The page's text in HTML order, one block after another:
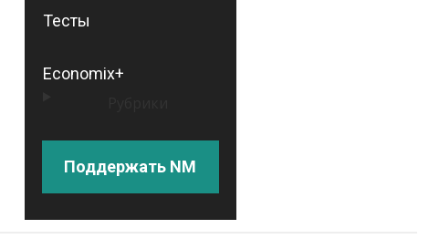
Тесты
Economix+
Поддержать NM